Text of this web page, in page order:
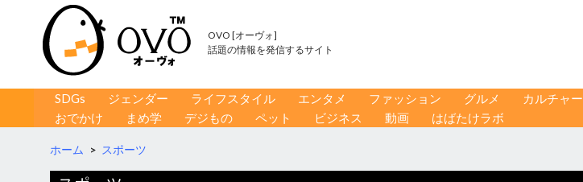
OVO [オーヴォ]
話題の情報を発信するサイト
コンテンツへ移動
SDGs ジェンダー ライフスタイル エンタメ ファッション グルメ カルチャー
おでかけ
まめ学 デジもの ペット ビジネス 動画 はばたけラボ
ホーム > スポーツ